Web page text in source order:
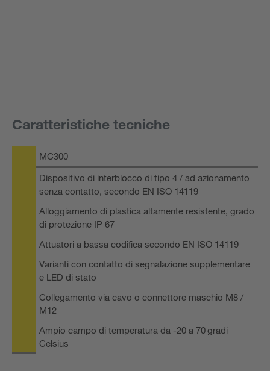
Caratteristiche tecniche
MC300
Dispositivo di interblocco di tipo 4 / ad azionamento
senza contatto, secondo EN ISO 14119
Alloggiamento di plastica altamente resistente, grado
di protezione IP 67
Attuatori a bassa codifica secondo EN ISO 14119
Varianti con contatto di segnalazione supplementare
e LED di stato
Collegamento via cavo o connettore maschio M8 /
M12
Ampio campo di temperatura da -20 a 70 gradi
Celsius